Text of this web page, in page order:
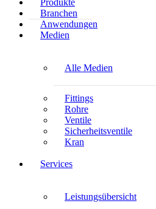
Produkte
Branchen
Anwendungen
Medien
Alle Medien
Fittings
Rohre
Ventile
Sicherheitsventile
Kran
Services
Leistungsübersicht